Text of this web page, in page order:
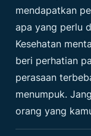
mendapatkan
apa yang perlu
Kesehatan
beri perhatian
perasaan
menumpuk.
orang yang